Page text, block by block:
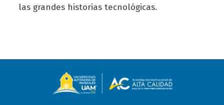
las grandes historias tecnológicas.